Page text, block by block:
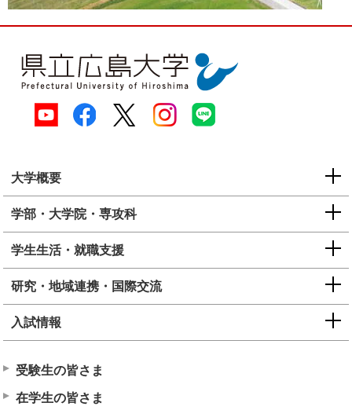
大学概要
学部・大学院・専攻科
学生生活・就職支援
研究・地域連携・国際交流
入試情報
受験生の皆さま
在学生の皆さま